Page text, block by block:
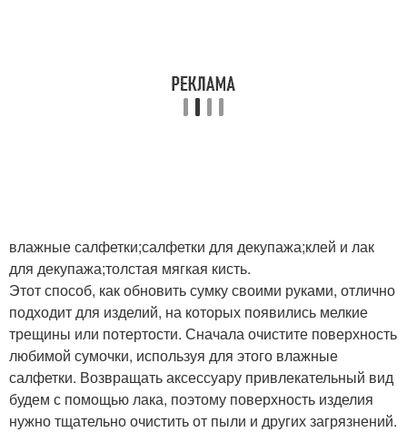
влажные салфетки;салфетки для декупажа;клей и лак
для декупажа;толстая мягкая кисть.
Этот способ, как обновить сумку своими руками, отлично
подходит для изделий, на которых появились мелкие
трещины или потертости. Сначала очистите поверхность
любимой сумочки, используя для этого влажные
салфетки. Возвращать аксессуару привлекательный вид
будем с помощью лака, поэтому поверхность изделия
нужно тщательно очистить от пыли и других загрязнений.